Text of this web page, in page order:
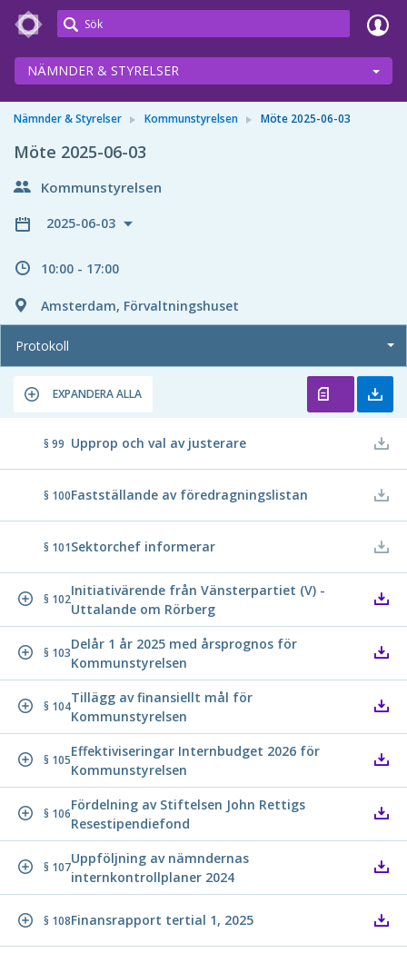
Meetings+
NÄMNDER & STYRELSER
Nämnder & Styrelser Kommunstyrelsen Möte 2025-06-03
Möte 2025-06-03
Kommunstyrelsen
2025-06-03
10:00 - 17:00
Amsterdam, Förvaltningshuset
Protokoll
EXPANDERA ALLA
§ 99 Upprop och val av justerare
§ 100Fastställande av föredragningslistan
§ 101Sektorchef informerar
§ 102
Initiativärende från Vänsterpartiet (V) -
Uttalande om Rörberg
§ 103
Delår 1 år 2025 med årsprognos för
Kommunstyrelsen
§ 104
Tillägg av finansiellt mål för
Kommunstyrelsen
§ 105
Effektiviseringar Internbudget 2026 för
Kommunstyrelsen
§ 106
Fördelning av Stiftelsen John Rettigs
Resestipendiefond
§ 107
Uppföljning av nämndernas
internkontrollplaner 2024
§ 108Finansrapport tertial 1, 2025